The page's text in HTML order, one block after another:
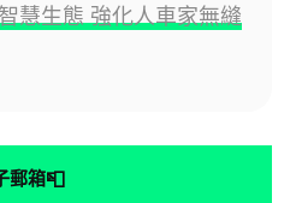
慧生態 強化人車家無縫
郵箱📮